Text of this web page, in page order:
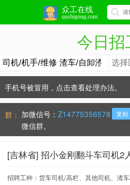
众工在线
qushigong.com
今日招
手机号被冒用，点击查看处理办法。
防骗常识：学会这些不上当？
群： 加微信号： Z14775356578 复制
微信群。
[吉林省] 招小金刚翻斗车司机2
招聘工种：货车司机/高栏、其他司机、渣